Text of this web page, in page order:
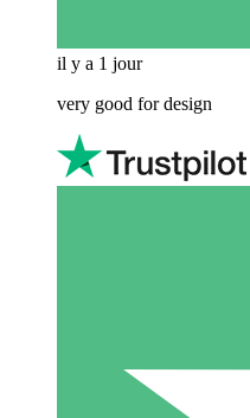
il y a 1 jour
very good for design